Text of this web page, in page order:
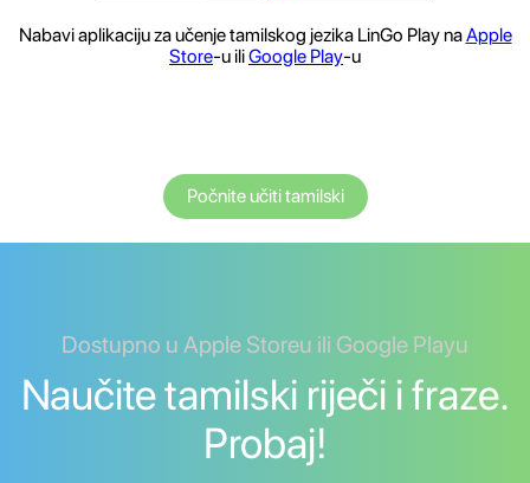
Nabavi aplikaciju za učenje tamilskog jezika LinGo Play naApple
Store-u iliGoogle Play-u
Počnite učiti tamilski
Dostupno u Apple Storeu ili Google Playu
Naučite tamilski riječi i fraze.
Probaj!